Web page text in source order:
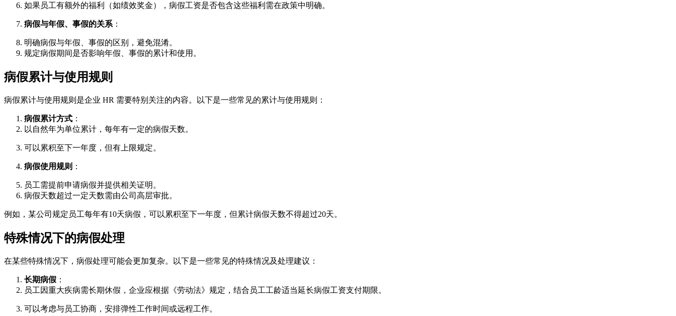
如果员工有额外的福利（如绩效奖金），病假工资是否包含这些福利需在政策中明确。
病假与年假、事假的关系 ：
明确病假与年假、事假的区别，避免混淆。
规定病假期间是否影响年假、事假的累计和使用。
病假累计与使用规则
病假累计与使用规则是企业 HR 需要特别关注的内容。以下是一些常见的累计与使用规则：
病假累计方式 ：
以自然年为单位累计，每年有一定的病假天数。
可以累积至下一年度，但有上限规定。
病假使用规则 ：
员工需提前申请病假并提供相关证明。
病假天数超过一定天数需由公司高层审批。
例如，某公司规定员工每年有10天病假，可以累积至下一年度，但累计病假天数不得超过20天。
特殊情况下的病假处理
在某些特殊情况下，病假处理可能会更加复杂。以下是一些常见的特殊情况及处理建议：
长期病假 ：
员工因重大疾病需长期休假，企业应根据《劳动法》规定，结合员工工龄适当延长病假工资支付期限。
可以考虑与员工协商，安排弹性工作时间或远程工作。